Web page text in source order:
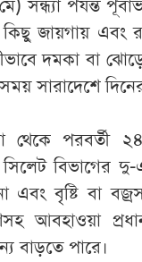
সন্ধ্যা পর্যন্ত
জায়গায় এবং
দমকা বা
সারাদেশে
থেকে পরবর্তী
বিভাগের
এবং বৃষ্টি বা
আবহাওয়া
বাড়তে পারে।